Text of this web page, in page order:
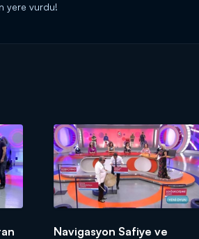
yere vurdu!
Navigasyon Safiye ve